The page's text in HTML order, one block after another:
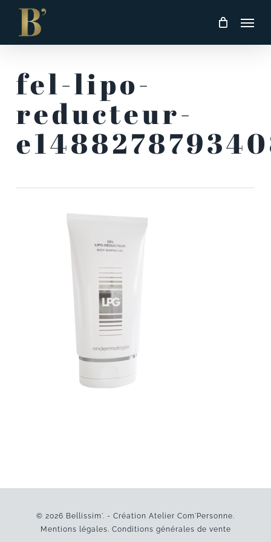
Skip
main
fel-lipo-
reducteur-
© 2026 Bellissim'. - Création Atelier Com'Personne.
Mentions légales. Conditions générales de vente